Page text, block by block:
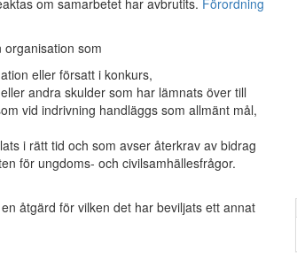
om samarbetet har avbrutits. Förordning
som
eller försatt i konkurs,
andra skulder som har lämnats över till
vid indrivning handläggs som allmänt mål,
i rätt tid och som avser återkrav av bidrag
för ungdoms- och civilsamhällesfrågor.
åtgärd för vilken det har beviljats ett annat